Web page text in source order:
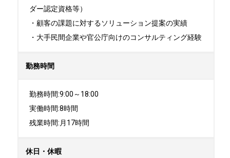
ダー認定資格等）
・顧客の課題に対するソリューション提案の実績
・大手民間企業や官公庁向けのコンサルティング経験
勤務時間
勤務時間:9:00～18:00
実働時間:8時間
残業時間:月17時間
休日・休暇